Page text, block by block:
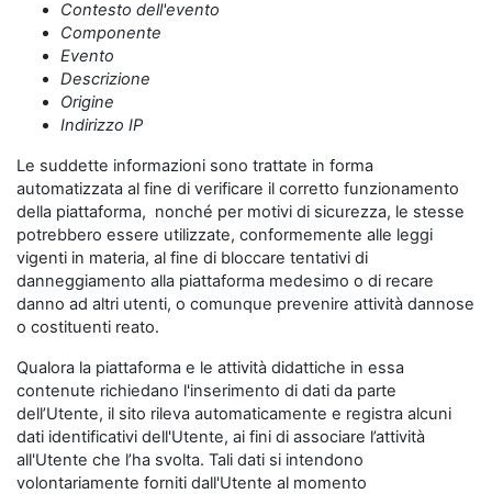
Contesto dell'evento
Componente
Evento
Descrizione
Origine
Indirizzo IP
Le suddette informazioni sono trattate in forma
automatizzata al fine di verificare il corretto funzionamento
della piattaforma, nonché per motivi di sicurezza, le stesse
potrebbero essere utilizzate, conformemente alle leggi
vigenti in materia, al fine di bloccare tentativi di
danneggiamento alla piattaforma medesimo o di recare
danno ad altri utenti, o comunque prevenire attività dannose
o costituenti reato.
Qualora la piattaforma e le attività didattiche in essa
contenute richiedano l'inserimento di dati da parte
dell’Utente, il sito rileva automaticamente e registra alcuni
dati identificativi dell'Utente, ai fini di associare l’attività
all'Utente che l’ha svolta. Tali dati si intendono
volontariamente forniti dall'Utente al momento